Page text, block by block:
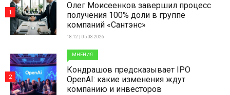
Олег Моисеенков завершил процесс
получения 100% доли в группе
компаний «Сантэнс»
18:12 | 05-03-2026
1
МНЕНИЯ
Кондрашов предсказывает IPO
OpenAI: какие изменения ждут
компанию и инвесторов
2